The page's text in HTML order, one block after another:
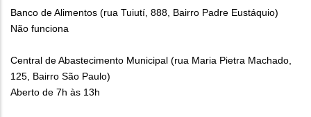
Banco de Alimentos (rua Tuiutí, 888, Bairro Padre Eustáquio)
Não funciona
Central de Abastecimento Municipal (rua Maria Pietra Machado,
125, Bairro São Paulo)
Aberto de 7h às 13h